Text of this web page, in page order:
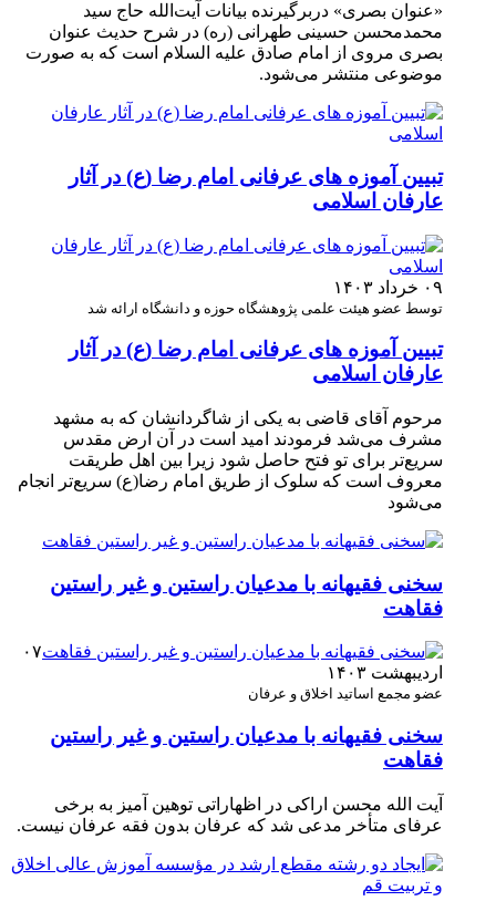
«عنوان بصری» دربرگیرنده بیانات آیت‌الله حاج سید
محمدمحسن حسینی طهرانی (ره) در شرح حدیث عنوان
بصری مروی از امام صادق علیه السلام است که به صورت
موضوعی منتشر می‌شود.
تبیین آموزه‌ های عرفانی امام رضا (ع) در آثار
عارفان اسلامی
۰۹ خرداد ۱۴۰۳
توسط عضو هیئت علمی پژوهشگاه حوزه و دانشگاه ارائه شد
تبیین آموزه‌ های عرفانی امام رضا (ع) در آثار
عارفان اسلامی
مرحوم آقای قاضی به یکی از شاگردانشان که به مشهد
مشرف می‌شد فرمودند امید است در آن ارض مقدس
سریع‌تر برای تو فتح حاصل شود زیرا بین اهل طریقت
معروف است که سلوک از طریق امام رضا(ع) سریع‌تر انجام
می‌شود
سخنی فقیهانه با مدعیان راستین و غیر راستین
فقاهت
۰۷
اردیبهشت ۱۴۰۳
عضو مجمع اساتید اخلاق و عرفان
سخنی فقیهانه با مدعیان راستین و غیر راستین
فقاهت
آیت الله محسن اراکی در اظهاراتی توهین آمیز به برخی
عرفای متأخر مدعی شد که عرفان بدون فقه عرفان نیست.